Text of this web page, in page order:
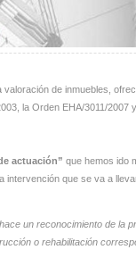
de inmuebles,
la Orden EHA/3011/
actuación” que hemos ido
que se va a
un reconocimiento de la
o rehabilitación